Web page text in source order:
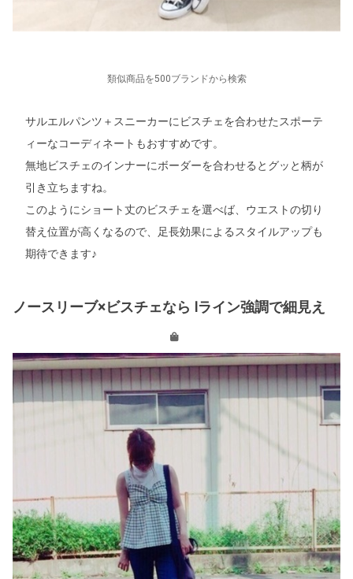
類似商品を500ブランドから検索
サルエルパンツ＋スニーカーにビスチェを合わせたスポーテ
ィーなコーディネートもおすすめです。
無地ビスチェのインナーにボーダーを合わせるとグッと柄が
引き立ちますね。
このようにショート丈のビスチェを選べば、ウエストの切り
替え位置が高くなるので、足長効果によるスタイルアップも
期待できます♪
ノースリーブ×ビスチェなら Iライン強調で細見え